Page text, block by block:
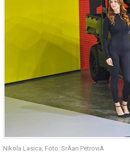
Nikola Lasica, Foto: SrÄan PetroviÄ